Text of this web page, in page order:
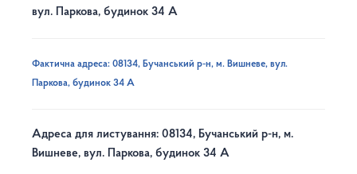
вул. Паркова, будинок 34 А
Фактична адреса: 08134, Бучанський р-н, м. Вишневе, вул.
Паркова, будинок 34 А
Адреса для листування: 08134, Бучанський р-н, м.
Вишневе, вул. Паркова, будинок 34 А